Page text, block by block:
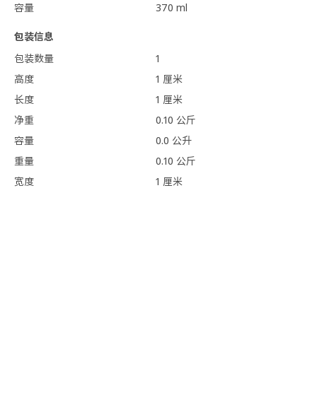
容量
370 ml
包装信息
包装数量
1
高度
1 厘米
长度
1 厘米
净重
0.10 公斤
容量
0.0 公升
重量
0.10 公斤
宽度
1 厘米